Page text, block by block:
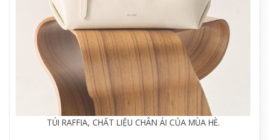
TÚI RAFFIA, CHẤT LIỆU CHÂN ÁI CỦA MÙA HÈ.